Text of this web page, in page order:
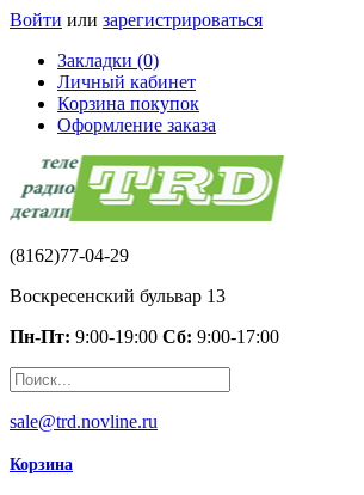
Войти или зарегистрироваться
Закладки (0)
Личный кабинет
Корзина покупок
Оформление заказа
(8162)77-04-29
Воскресенский бульвар 13
Пн-Пт: 9:00-19:00 Сб: 9:00-17:00
sale@trd.novline.ru
Корзина